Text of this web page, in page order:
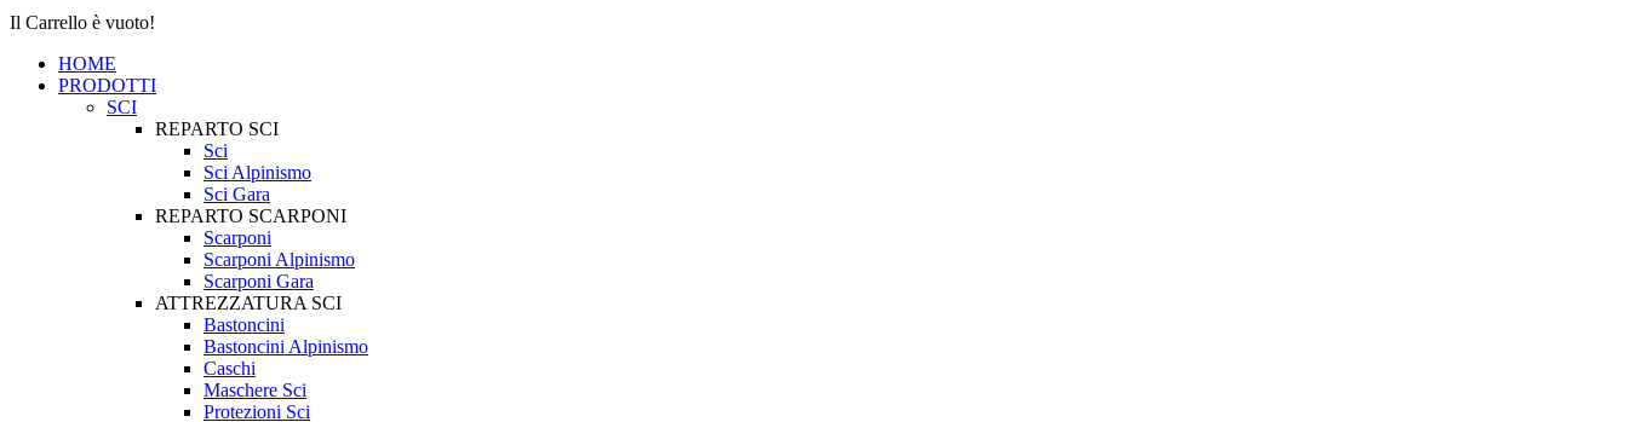
Il Carrello è vuoto!
HOME
PRODOTTI
SCI
REPARTO SCI
Sci
Sci Alpinismo
Sci Gara
REPARTO SCARPONI
Scarponi
Scarponi Alpinismo
Scarponi Gara
ATTREZZATURA SCI
Bastoncini
Bastoncini Alpinismo
Caschi
Maschere Sci
Protezioni Sci